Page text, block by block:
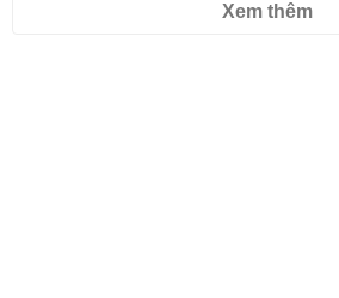
Xem thêm